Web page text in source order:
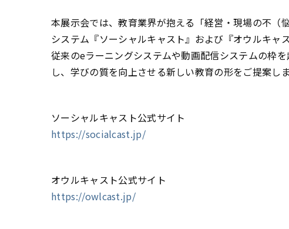
本展示会では、教育業界が抱える「経営・現場の不（
システム『ソーシャルキャスト』および『オウルキャ
従来のeラーニングシステムや動画配信システムの枠
し、学びの質を向上させる新しい教育の形をご提案しま
ソーシャルキャスト公式サイト
https://socialcast.jp/
オウルキャスト公式サイト
https://owlcast.jp/